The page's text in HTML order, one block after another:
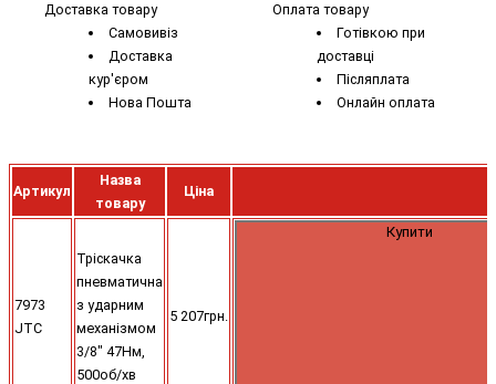
Доставка товару
Самовивіз
Доставка
кур'єром
Нова Пошта
Оплата товару
Готівкою при
доставці
Післяплата
Онлайн оплата
Артикул
Назва
товару
Ціна
7973
JTC
Тріскачка
пневматична
з ударним
механізмом
3/8" 47Нм,
500об/хв
5 207грн.
Купити